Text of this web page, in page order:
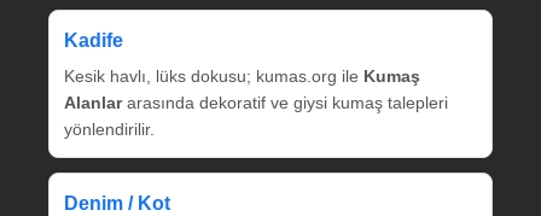
Kadife
Kesik havlı, lüks dokusu; kumas.org ile Kumaş
Alanlararasında dekoratif ve giysi kumaş talepleri
yönlendirilir.
Denim / Kot